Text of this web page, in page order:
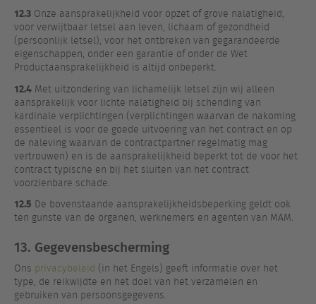
12.3 Onze aansprakelijkheid voor opzet of grove nalatigheid,
voor verwijtbaar letsel aan leven, lichaam of gezondheid
(persoonlijk letsel), voor het ontbreken van gegarandeerde
eigenschappen, onder een garantie of onder de Wet
Productaansprakelijkheid is altijd onbeperkt.
12.4 Met uitzondering van lichamelijk letsel zijn wij alleen
aansprakelijk voor lichte nalatigheid bij schending van
kardinale verplichtingen (verplichtingen waarvan de nakoming
essentieel is voor de goede uitvoering van het contract en op
de naleving waarvan de contractpartner regelmatig mag
vertrouwen) en is de aansprakelijkheid beperkt tot de voor het
contract typische en bij het sluiten van het contract
voorzienbare schade.
12.5 De bovenstaande aansprakelijkheidsbeperking geldt ook
ten gunste van de organen, werknemers en agenten van MAM.
13. Gegevensbescherming
Ons privacybeleid (in het Engels) geeft informatie over het
type, de reikwijdte en het doel van het verzamelen en
gebruiken van persoonsgegevens.